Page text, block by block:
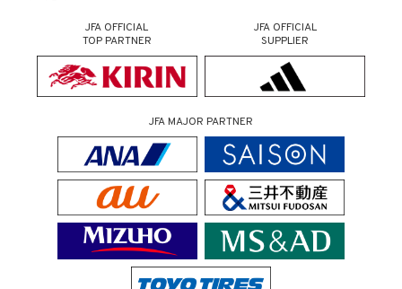
JFA OFFICIAL
TOP PARTNER
JFA OFFICIAL
SUPPLIER
JFA MAJOR PARTNER